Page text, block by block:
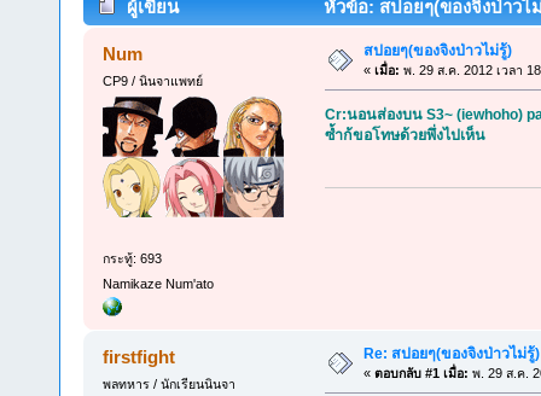
ผู้เขียน หัวข้อ: สปอยๆ(ของจิงป่าวไ
Num
CP9 / นินจาแพทย์
กระทู้: 693
Namikaze Num'ato
สปอยๆ(ของจิงป่าวไม่รู้)
« เมื่อ: พ. 29 ส.ค. 2012 เวลา
Cr:นอนส่องบน S3~ (iewhoho)
ซ้ำก้ขอโทษด้วยพึ่งไปเห็น
firstfight
พลทหาร / นักเรียนนินจา
Re: สปอยๆ(ของจิงป่าวไม่รู้)
« ตอบกลับ #1 เมื่อ: พ. 29 ส.ค.